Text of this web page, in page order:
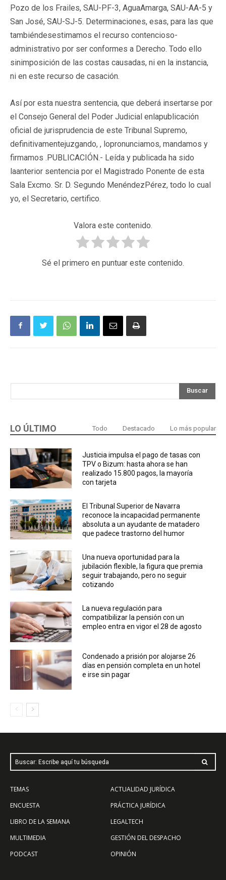
Pozo de los Frailes, SAU-PF-3, AguaAmarga, SAU-AA-5 y
San José, SAU-SJ-5. Determinaciones, esas, para las que
tambiéndesestimamos el recurso contencioso-
administrativo por ser conformes a Derecho. Todo ello
sinimposición de las costas causadas, ni en la instancia,
ni en este recurso de casación.
Así por esta nuestra sentencia, que deberá insertarse por
el Consejo General del Poder Judicial enlapublicación
oficial de jurisprudencia de este Tribunal Supremo,
definitivamentejuzgando, , lopronunciamos, mandamos y
firmamos .PUBLICACIÓN.- Leída y publicada ha sido
laanterior sentencia por el Magistrado Ponente de esta
Sala Excmo. Sr. D. Segundo MenéndezPérez, todo lo cual
yo, el Secretario, certifico.
Valora este contenido.
Sé el primero en puntuar este contenido.
Buscar
LO ÚLTIMO Todo Destacado Lo más popular
Justicia impulsa el pago de tasas con
TPV o Bizum: hasta ahora se han
realizado 15.800 pagos, la mayoría
con tarjeta
El Tribunal Superior de Navarra
reconoce la incapacidad permanente
absoluta a un ayudante de matadero
que padece trastorno del humor
Una nueva oportunidad para la
jubilación flexible, la figura que premia
seguir trabajando, pero no seguir
cotizando
La nueva regulación para
compatibilizar la pensión con un
empleo entra en vigor el 28 de agosto
Condenado a prisión por alojarse 26
días en pensión completa en un hotel
e irse sin pagar
Buscar: Escribe aquí tu búsqueda
TEMAS
ENCUESTA
LIBRO DE LA SEMANA
MULTIMEDIA
PODCAST
ACTUALIDAD JURÍDICA
PRÁCTICA JURÍDICA
LEGALTECH
GESTIÓN DEL DESPACHO
OPINIÓN